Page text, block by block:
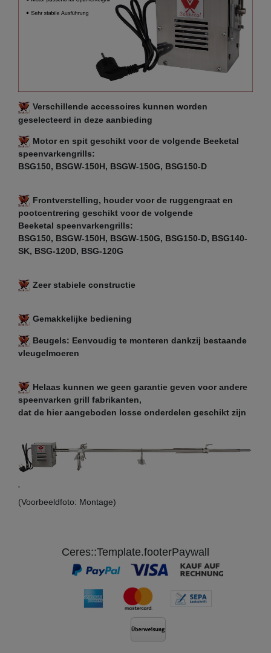
Verschillende accessoires kunnen worden
geselecteerd in deze aanbieding
Motor en spit geschikt voor de volgende Beeketal
speenvarkengrills:
BSG150, BSGW-150H, BSGW-150G, BSG150-D
Frontverstelling, houder voor de ruggengraat en
pootcentrering geschikt voor de volgende
Beeketal speenvarkengrills:
BSG150, BSGW-150H, BSGW-150G, BSG150-D, BSG140-
SK, BSG-120D, BSG-120G
Zeer stabiele constructie
Gemakkelijke bediening
Beugels: Eenvoudig te monteren dankzij bestaande
vleugelmoeren
Helaas kunnen we geen garantie geven voor andere
speenvarken grill fabrikanten,
dat de hier aangeboden losse onderdelen geschikt zijn
'
(Voorbeeldfoto: Montage)
Ceres::Template.footerPaywall